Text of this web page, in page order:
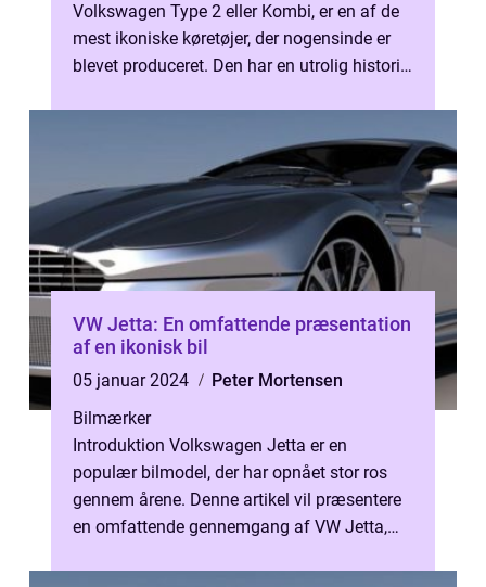
Volkswagen Type 2 eller Kombi, er en af de
mest ikoniske køretøjer, der nogensinde er
blevet produceret. Den har en utrolig historie,
VW Jetta: En omfattende præsentation
af en ikonisk bil
05 januar 2024
Peter Mortensen
Bilmærker
Introduktion Volkswagen Jetta er en
populær bilmodel, der har opnået stor ros
gennem årene. Denne artikel vil præsentere
en omfattende gennemgang af VW Jetta,